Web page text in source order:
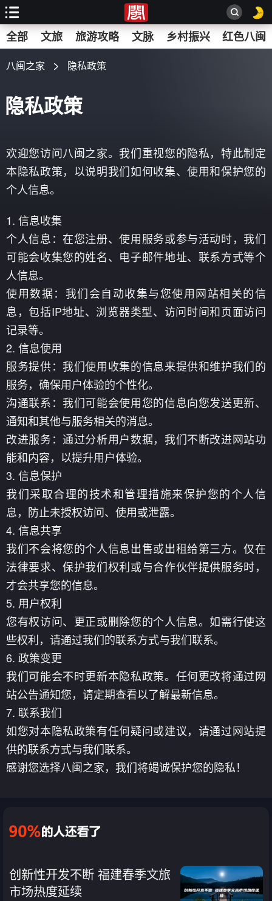
搜
索
全部 文旅 旅游攻略 文脉 乡村振兴 红色八闽
八闽之家 隐私政策
隐私政策
欢迎您访问八闽之家。我们重视您的隐私，特此制定
本隐私政策，以说明我们如何收集、使用和保护您的
个人信息。
1. 信息收集
个人信息：在您注册、使用服务或参与活动时，我们
可能会收集您的姓名、电子邮件地址、联系方式等个
人信息。
使用数据：我们会自动收集与您使用网站相关的信
息，包括IP地址、浏览器类型、访问时间和页面访问
记录等。
2. 信息使用
服务提供：我们使用收集的信息来提供和维护我们的
服务，确保用户体验的个性化。
沟通联系：我们可能会使用您的信息向您发送更新、
通知和其他与服务相关的消息。
改进服务：通过分析用户数据，我们不断改进网站功
能和内容，以提升用户体验。
3. 信息保护
我们采取合理的技术和管理措施来保护您的个人信
息，防止未授权访问、使用或泄露。
4. 信息共享
我们不会将您的个人信息出售或出租给第三方。仅在
法律要求、保护我们权利或与合作伙伴提供服务时，
才会共享您的信息。
5. 用户权利
您有权访问、更正或删除您的个人信息。如需行使这
些权利，请通过我们的联系方式与我们联系。
6. 政策变更
我们可能会不时更新本隐私政策。任何更改将通过网
站公告通知您，请定期查看以了解最新信息。
7. 联系我们
如您对本隐私政策有任何疑问或建议，请通过网站提
供的联系方式与我们联系。
感谢您选择八闽之家，我们将竭诚保护您的隐私！
创新性开发不断 福建春季文旅
市场热度延续